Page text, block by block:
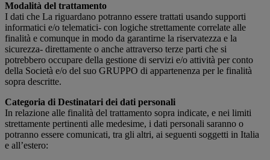
Modalità del trattamento
I dati che La riguardano potranno essere trattati usando supporti
informatici e/o telematici- con logiche strettamente correlate alle
finalità e comunque in modo da garantirne la riservatezza e la
sicurezza- direttamente o anche attraverso terze parti che si
potrebbero occupare della gestione di servizi e/o attività per conto
della Società e/o del suo GRUPPO di appartenenza per le finalità
sopra descritte.
Categoria di Destinatari dei dati personali
In relazione alle finalità del trattamento sopra indicate, e nei limiti
strettamente pertinenti alle medesime, i dati personali saranno o
potranno essere comunicati, tra gli altri, ai seguenti soggetti in Italia
e all’estero: